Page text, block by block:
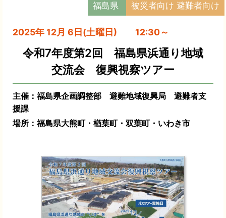
福島県 被災者向け 避難者向け
2025年 12月 6日(土曜日) 12:30～
令和7年度第2回 福島県浜通り地域
交流会 復興視察ツアー
主催：福島県企画調整部 避難地域復興局 避難者支
援課
場所：福島県大熊町・楢葉町・双葉町・いわき市